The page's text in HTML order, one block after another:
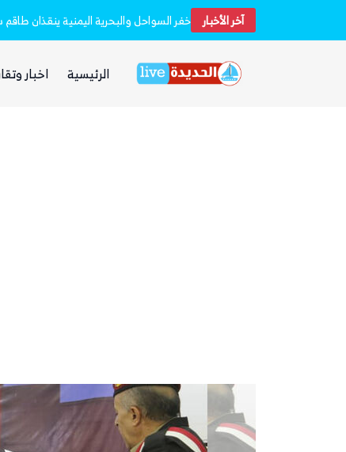
آخر الأخبار الفرصة التي انتظرها الحوثي!
الرئيسية اخبار